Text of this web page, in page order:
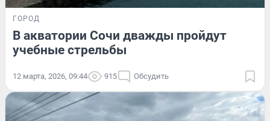
ГОРОД
В акватории Сочи дважды пройдут
учебные стрельбы
12 марта, 2026, 09:44 915 Обсудить